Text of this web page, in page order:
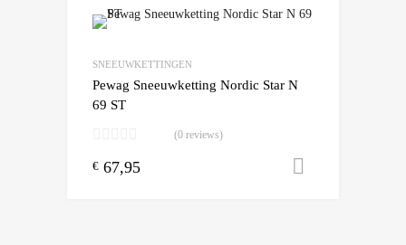
SNEEUWKETTINGEN
Pewag Sneeuwketting Nordic Star N
69 ST
(0 reviews)
€ 67,95